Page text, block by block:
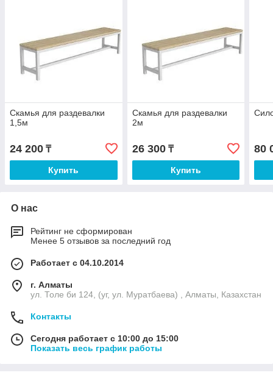
Скамья для раздевалки
1,5м
24 200 ₸
Купить
Скамья для раздевалки
2м
26 300₸
Купить
80
О нас
Рейтинг не сформирован
Менее 5 отзывов за последний год
Работает с 04.10.2014
г. Алматы
ул. Толе би 124, (уг, ул. Муратбаева) , Алматы, Казахстан
Контакты
Сегодня работает с 10:00 до 15:00
Показать весь график работы